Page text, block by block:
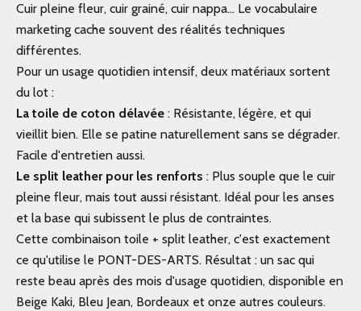
Cuir pleine fleur, cuir grainé, cuir nappa... Le vocabulaire
marketing cache souvent des réalités techniques
différentes.
Pour un usage quotidien intensif, deux matériaux sortent
du lot :
La toile de coton délavée : Résistante, légère, et qui
vieillit bien. Elle se patine naturellement sans se dégrader.
Facile d'entretien aussi.
Le split leather pour les renforts : Plus souple que le cuir
pleine fleur, mais tout aussi résistant. Idéal pour les anses
et la base qui subissent le plus de contraintes.
Cette combinaison toile + split leather, c'est exactement
ce qu'utilise le PONT-DES-ARTS. Résultat : un sac qui
reste beau après des mois d'usage quotidien, disponible en
Beige Kaki, Bleu Jean, Bordeaux et onze autres couleurs.